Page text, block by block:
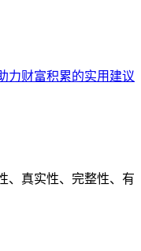
力财富积累的实用建议
、真实性、完整性、有